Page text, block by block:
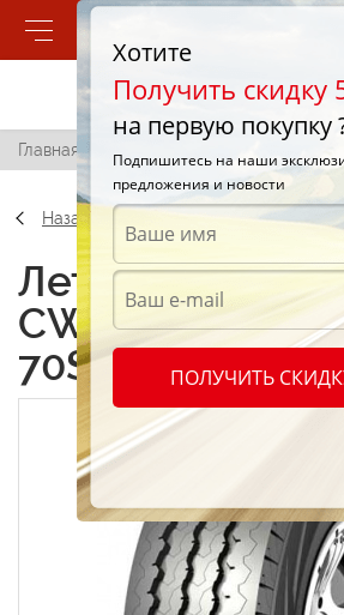
Позвонить
Главная / Nankang CW-25 Van 195/70
Назад
Летние шины
CW-25 Van
70S
Хотите
Получить скидку
на первую покупку
Подпишитесь на наши
предложения и новости
ПОЛУЧИТЬ